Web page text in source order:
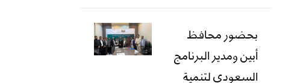
بحضور محافظ
أبين ومدير البرنامج
السعودي لتنمية